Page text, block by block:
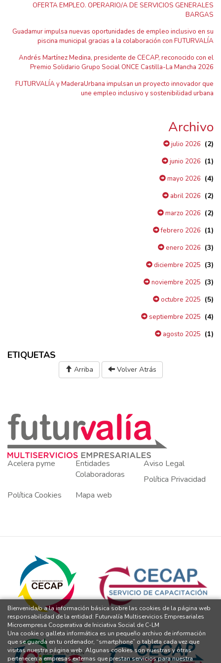
OFERTA EMPLEO. OPERARIO/A DE SERVICIOS GENERALES
BARGAS
Guadamur impulsa nuevas oportunidades de empleo inclusivo en su
piscina municipal gracias a la colaboración con FUTURVALÍA
Andrés Martínez Medina, presidente de CECAP, reconocido con el
Premio Solidario Grupo Social ONCE Castilla-La Mancha 2026
FUTURVALÍA y MaderaUrbana impulsan un proyecto innovador que
une empleo inclusivo y sostenibilidad urbana
Archivo
julio 2026 (2)
junio 2026 (1)
mayo 2026 (4)
abril 2026 (2)
marzo 2026 (2)
febrero 2026 (1)
enero 2026 (3)
diciembre 2025 (3)
noviembre 2025 (3)
octubre 2025 (5)
septiembre 2025 (4)
agosto 2025 (1)
ETIQUETAS
Arriba Volver Atrás
Acelera pyme
Entidades
Colaboradoras
Aviso Legal
Política Privacidad
Política Cookies
Mapa web
Bienvenida/o a la información básica sobre las cookies de la página web
responsabilidad de la entidad: Futurvalía Multiservicios Empresariales
Microempresa Cooperativa de Iniciativa Social de C-LM
Una cookie o galleta informática es un pequeño archivo de información
que se guarda en tu ordenador, “smartphone” o tableta cada vez que
visitas nuestra página web. Algunas cookies son nuestras y otras
pertenecen a empresas externas que prestan servicios para nuestra